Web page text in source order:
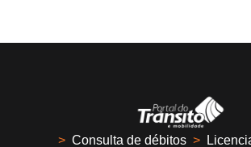
> Consulta de débitos >